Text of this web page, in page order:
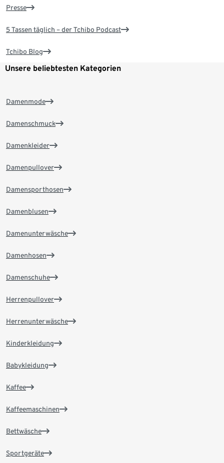
Presse
5 Tassen täglich – der Tchibo Podcast
Tchibo Blog
Unsere beliebtesten Kategorien
Damenmode
Damenschmuck
Damenkleider
Damenpullover
Damensporthosen
Damenblusen
Damenunterwäsche
Damenhosen
Damenschuhe
Herrenpullover
Herrenunterwäsche
Kinderkleidung
Babykleidung
Kaffee
Kaffeemaschinen
Bettwäsche
Sportgeräte